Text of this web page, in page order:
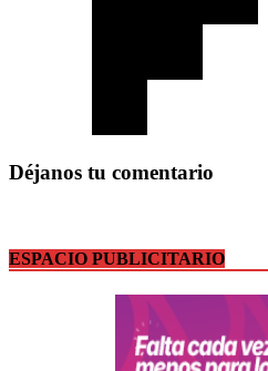
Déjanos tu comentario
ESPACIO PUBLICITARIO